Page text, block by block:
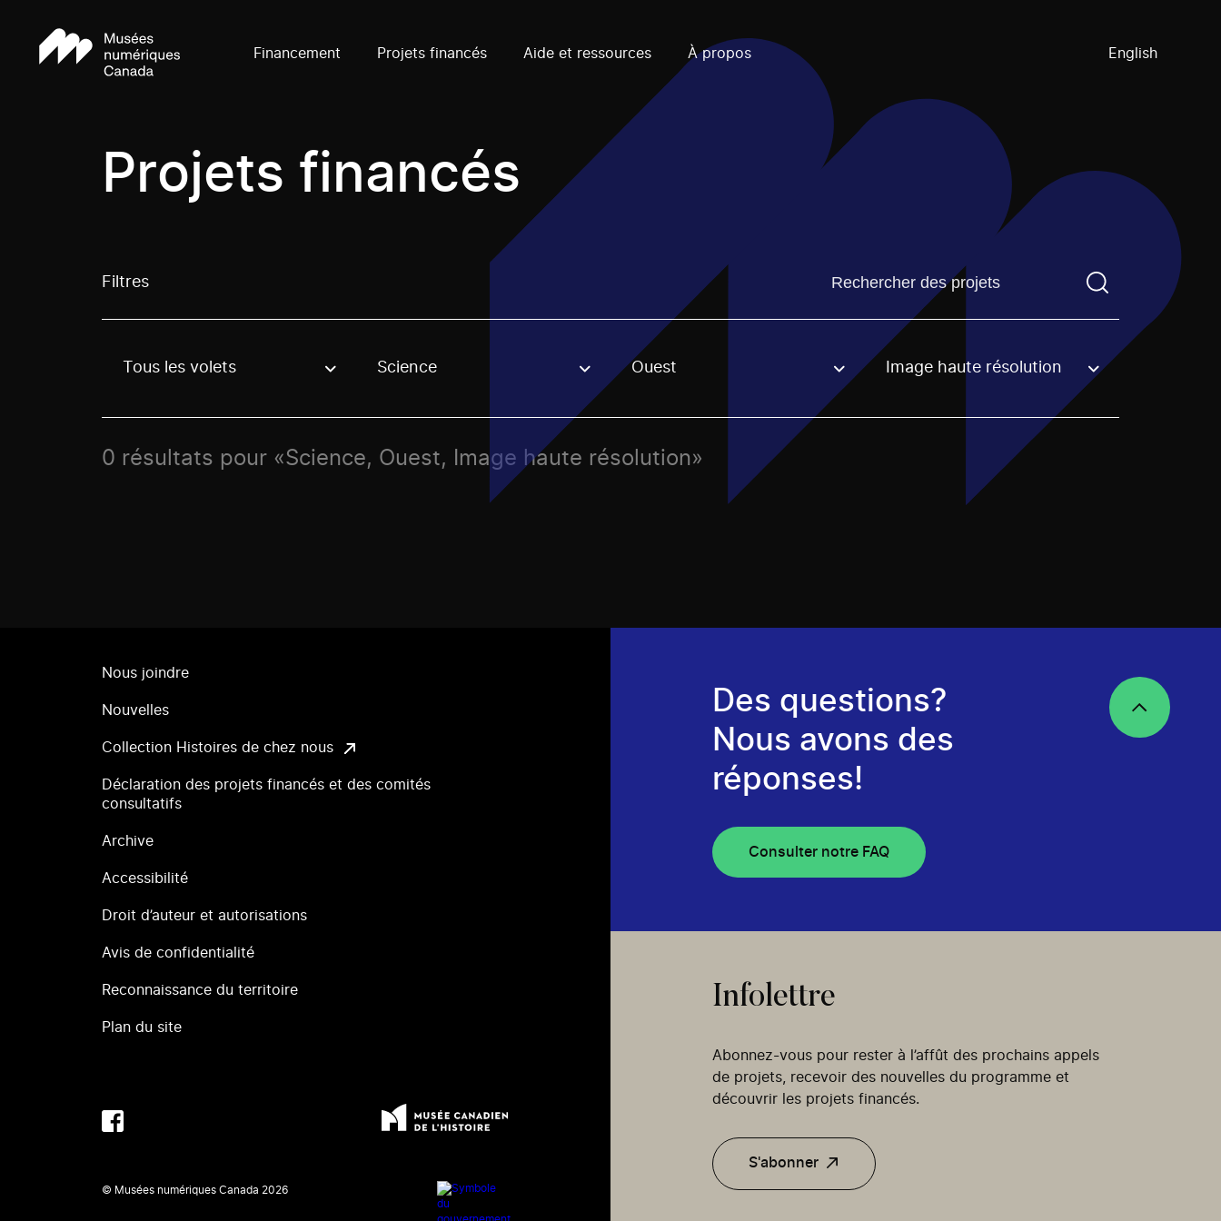
Financement Projets financés Aide et ressources À propos English
Projets financés
Filtres Trouvez un projetVous devez saisir un terme de
Use these options to filter projects by topic, stream or regon. The filter will be applied when selecting an option.
Tous les volets Science Ouest Image haute résolution
0 résultats pour «Science, Ouest, Image haute résolution»
Nous joindre
Nouvelles
Collection Histoires de chez nous
Déclaration des projets financés et des comités
consultatifs
Archive
Accessibilité
Droit d’auteur et autorisations
Avis de confidentialité
Reconnaissance du territoire
Plan du site
© Musées numériques Canada 2026
Des questions?
Nous avons des
réponses!
Consulter notre FAQ
Infolettre
Abonnez-vous pour rester à l’affût des prochains appels
de projets, recevoir des nouvelles du programme et
découvrir les projets financés.
S'abonner